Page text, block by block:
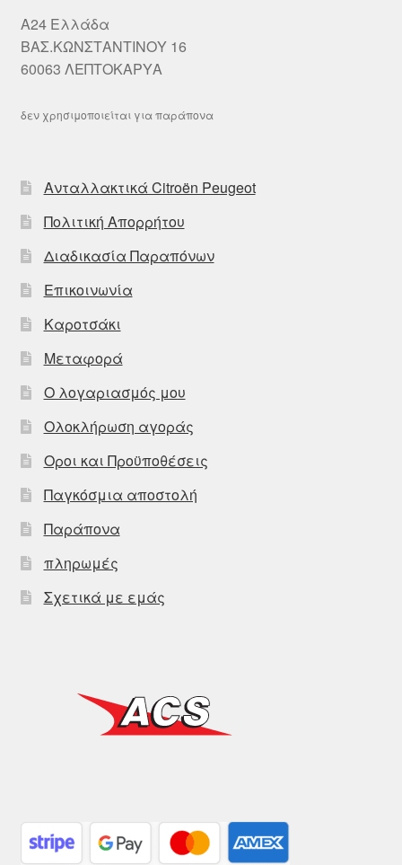
A24 Ελλάδα
ΒΑΣ.ΚΩΝΣΤΑΝΤΙΝΟΥ 16
60063 ΛΕΠΤΟΚΑΡΥΑ
δεν χρησιμοποιείται για παράπονα
Ανταλλακτικά Citroën Peugeot
Πολιτική Απορρήτου
Διαδικασία Παραπόνων
Επικοινωνία
Καροτσάκι
Μεταφορά
Ο λογαριασμός μου
Ολοκλήρωση αγοράς
Οροι και Προϋποθέσεις
Παγκόσμια αποστολή
Παράπονα
πληρωμές
Σχετικά με εμάς